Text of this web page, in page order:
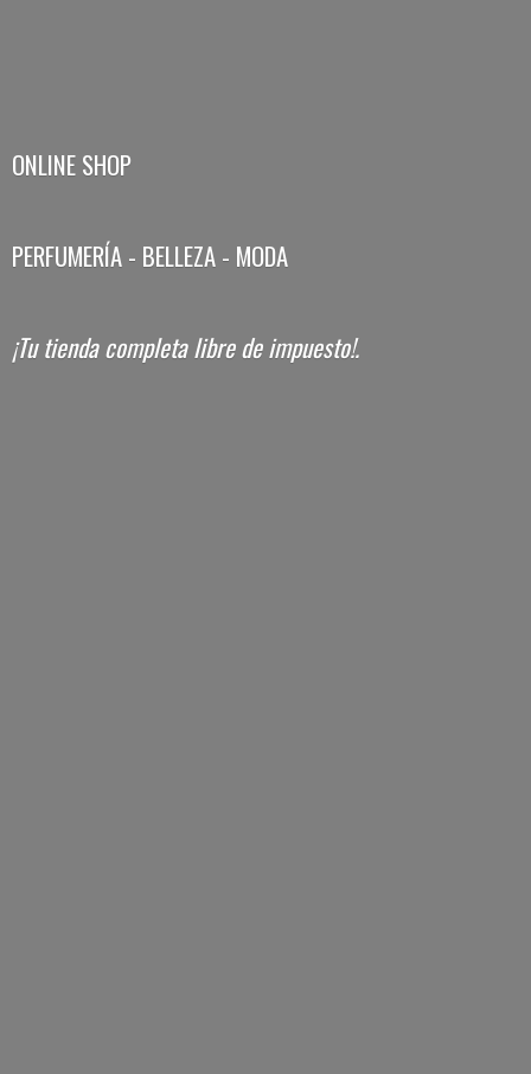
ONLINE SHOP
PERFUMERÍA - BELLEZA - MODA
¡Tu tienda completa librede impuesto!.